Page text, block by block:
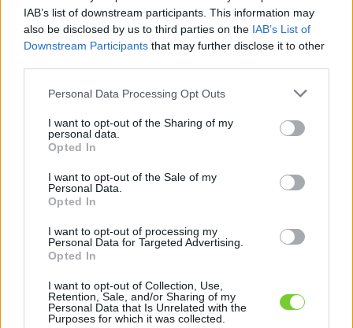
IAB’s list of downstream participants. This information may
also be disclosed by us to third parties on the IAB’s List of
Downstream Participants that may further disclose it to other
Please note that this website/app uses one or more Google
not limited to your visit or usage behaviour. You may click to
grant or deny consent to Google and its third-party tags to
use your data for below specified purposes in below Google
consent section.
Personal Data Processing Opt Outs
I want to opt-out of the Sharing of my
personal data.
Opted In
I want to opt-out of the Sale of my
Personal Data.
Opted In
I want to opt-out of processing my
Personal Data for Targeted Advertising.
Opted In
I want to opt-out of Collection, Use,
Retention, Sale, and/or Sharing of my
Personal Data that Is Unrelated with the
Purposes for which it was collected.
Felhasználónév
Jelszó
Elfelejtette jelszavát?
Bejelentkezés
faiskola.hu
Kertészeti, kerti termékek és szolgáltatások térképes
KERTÉSZ ÉS KERTÉSZET REGISZTRÁCIÓ